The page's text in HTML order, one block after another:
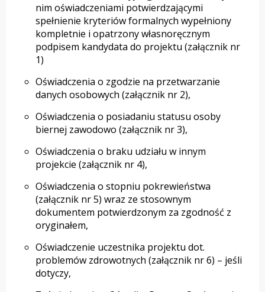
nim oświadczeniami potwierdzającymi
spełnienie kryteriów formalnych wypełniony
kompletnie i opatrzony własnoręcznym
podpisem kandydata do projektu (załącznik nr
1)
Oświadczenia o zgodzie na przetwarzanie
danych osobowych (załącznik nr 2),
Oświadczenia o posiadaniu statusu osoby
biernej zawodowo (załącznik nr 3),
Oświadczenia o braku udziału w innym
projekcie (załącznik nr 4),
Oświadczenia o stopniu pokrewieństwa
(załącznik nr 5) wraz ze stosownym
dokumentem potwierdzonym za zgodność z
oryginałem,
Oświadczenie uczestnika projektu dot.
problemów zdrowotnych (załącznik nr 6) – jeśli
dotyczy,